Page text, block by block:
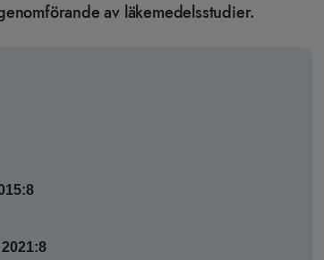
av läkemedelsstudier.